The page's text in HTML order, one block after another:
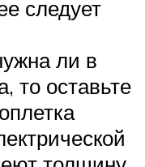
следует
ли в
то оставьте